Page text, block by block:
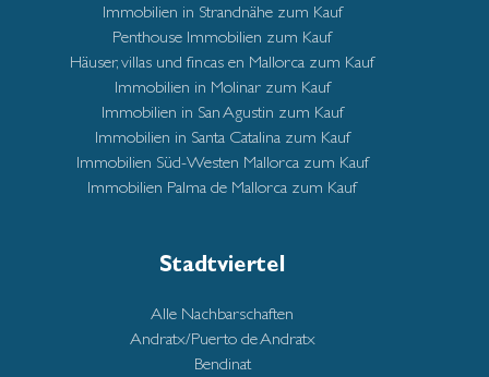
Immobilien in Strandnähe zum Kauf
Penthouse Immobilien zum Kauf
Häuser, villas und fincas en Mallorca zum Kauf
Immobilien in Molinar zum Kauf
Immobilien in San Agustin zum Kauf
Immobilien in Santa Catalina zum Kauf
Immobilien Süd-Westen Mallorca zum Kauf
Immobilien Palma de Mallorca zum Kauf
Stadtviertel
Alle Nachbarschaften
Andratx/Puerto de Andratx
Bendinat